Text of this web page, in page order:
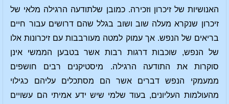
האנושיות של זיכרון וזכירה. כמובן שלתודעה הרגילה מלאי של
זיכרון שנקרא מעלה שוב ושוב בגלל שהם דרושים עבור חיים
בריאים של הנפש. אך עמוק למטה מעורבבות עם זיכרונות אלו
של הנפש, שוכבות דרגות רבות אשר בטבען הממשי אינן
סוקרות את התודעה הרגילה. מיסטיקנים רבים חושפים
ממעמקי הנפש דברים אשר הם מסתכלים עליהם כגילוי
מהעולמות העליונים, בעוד שלמי שיש ידע אמיתי הם עשויים